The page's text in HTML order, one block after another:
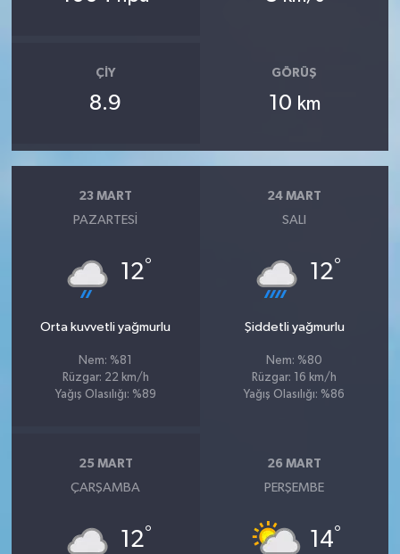
ÇIY
8.9
GÖRÜŞ
10 km
23 MART
PAZARTESI
12°
Orta kuvvetli yağmurlu
Nem: %81
Rüzgar: 22 km/h
Yağış Olasılığı: %89
24 MART
SALI
12°
Şiddetli yağmurlu
Nem: %80
Rüzgar: 16 km/h
Yağış Olasılığı: %86
25 MART
ÇARŞAMBA
12°
26 MART
PERŞEMBE
14°